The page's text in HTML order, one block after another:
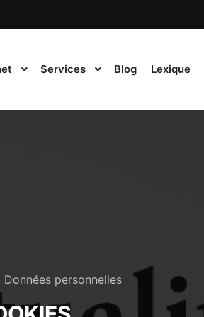
Services Blog Lexique
Données personnelles